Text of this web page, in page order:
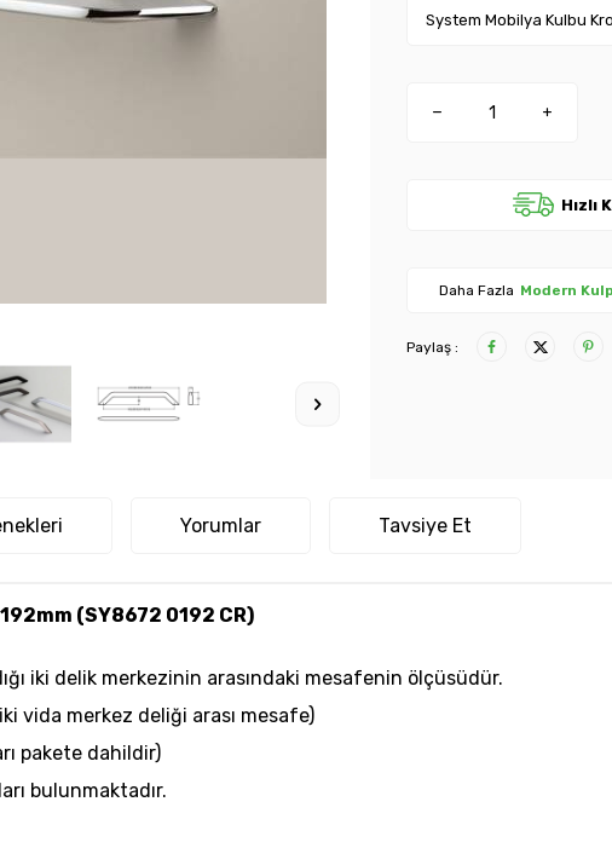
Hızlı
Daha Fazla Modern
Paylaş :
Yorumlar Tavsiye Et
(SY8672 0192 CR)
iki delik merkezinin arasındaki mesafenin ölçüsüdür.
vida merkez deliği arası mesafe)
pakete dahildir)
bulunmaktadır.